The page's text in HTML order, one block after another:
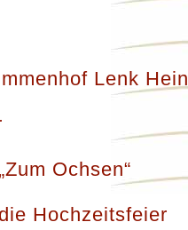
Lenk
Ochsen“
Hochzeitsfeier